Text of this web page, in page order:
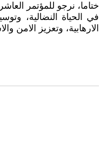
ختاما، نرجو للمؤتمر
في الحياة النضالية،
الارهابية، وتعزيز الامن